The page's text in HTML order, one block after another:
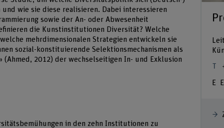
wie sie diese realisieren. Dabei interessieren
sowie der An- oder Abwesenheit
die Kunstinstitutionen Diversität? Welche
mehrdimensionalen Strategien entwickeln sie
sozial-konstituierende Selektionsmechanismen als
2012) der wechselseitigen In- und Exklusion
in den zehn Institutionen zu